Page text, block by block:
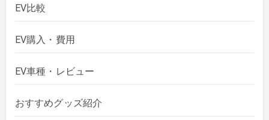
EV比較
EV購入・費用
EV車種・レビュー
おすすめグッズ紹介